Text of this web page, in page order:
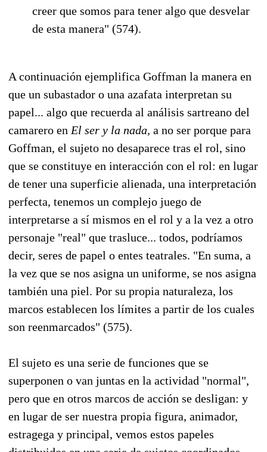
creer que somos para tener algo que desvelar
de esta manera" (574).
A continuación ejemplifica Goffman la manera en
que un subastador o una azafata interpretan su
papel... algo que recuerda al análisis sartreano del
camarero en El ser y la nada, a no ser porque para
Goffman, el sujeto no desaparece tras el rol, sino
que se constituye en interacción con el rol: en lugar
de tener una superficie alienada, una interpretación
perfecta, tenemos un complejo juego de
interpretarse a sí mismos en el rol y a la vez a otro
personaje "real" que trasluce... todos, podríamos
decir, seres de papel o entes teatrales. "En suma, a
la vez que se nos asigna un uniforme, se nos asigna
también una piel. Por su propia naturaleza, los
marcos establecen los límites a partir de los cuales
son reenmarcados" (575).
El sujeto es una serie de funciones que se
superponen o van juntas en la actividad "normal",
pero que en otros marcos de acción se desligan: y
en lugar de ser nuestra propia figura, animador,
estragega y principal, vemos estos papeles